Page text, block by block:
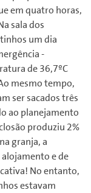
em quatro horas,
sala dos
um dia
-
de 36,7ºC
mesmo tempo,
ser sacados três
ao planejamento
produziu 2%
granja, a
e de
No entanto,
estavam